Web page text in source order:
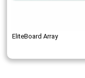
EliteBoard Array